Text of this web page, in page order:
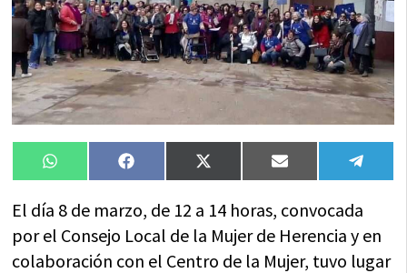
Compartir
en
WhatsAppCompartir
en
FacebookCompartir
en
X
(Twitter)
Compartir
en
Email
en
El día 8 de marzo, de 12 a 14 horas, convocada
por el Consejo Local de la Mujer de Herencia y en
colaboración con el Centro de la Mujer, tuvo lugar